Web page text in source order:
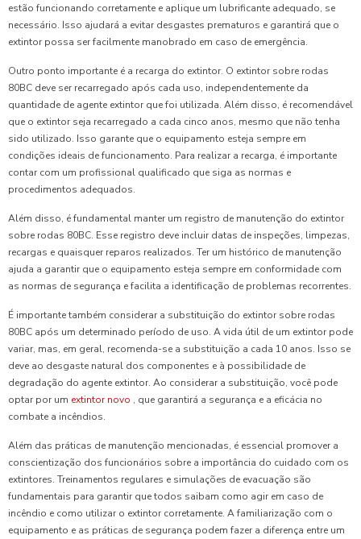
estão funcionando corretamente e aplique um lubrificante adequado, se
necessário. Isso ajudará a evitar desgastes prematuros e garantirá que o
extintor possa ser facilmente manobrado em caso de emergência.
Outro ponto importante é a recarga do extintor. O extintor sobre rodas
80BC deve ser recarregado após cada uso, independentemente da
quantidade de agente extintor que foi utilizada. Além disso, é recomendável
que o extintor seja recarregado a cada cinco anos, mesmo que não tenha
sido utilizado. Isso garante que o equipamento esteja sempre em
condições ideais de funcionamento. Para realizar a recarga, é importante
contar com um profissional qualificado que siga as normas e
procedimentos adequados.
Além disso, é fundamental manter um registro de manutenção do extintor
sobre rodas 80BC. Esse registro deve incluir datas de inspeções, limpezas,
recargas e quaisquer reparos realizados. Ter um histórico de manutenção
ajuda a garantir que o equipamento esteja sempre em conformidade com
as normas de segurança e facilita a identificação de problemas recorrentes.
É importante também considerar a substituição do extintor sobre rodas
80BC após um determinado período de uso. A vida útil de um extintor pode
variar, mas, em geral, recomenda-se a substituição a cada 10 anos. Isso se
deve ao desgaste natural dos componentes e à possibilidade de
degradação do agente extintor. Ao considerar a substituição, você pode
optar por um extintor novo , que garantirá a segurança e a eficácia no
combate a incêndios.
Além das práticas de manutenção mencionadas, é essencial promover a
conscientização dos funcionários sobre a importância do cuidado com os
extintores. Treinamentos regulares e simulações de evacuação são
fundamentais para garantir que todos saibam como agir em caso de
incêndio e como utilizar o extintor corretamente. A familiarização com o
equipamento e as práticas de segurança podem fazer a diferença entre um